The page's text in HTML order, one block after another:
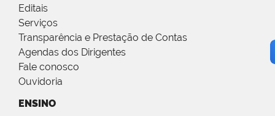
Editais
Serviços
Transparência e Prestação de Contas
Agendas dos Dirigentes
Fale conosco
Ouvidoria
ENSINO